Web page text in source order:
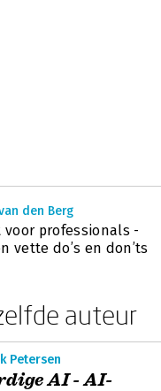
den Berg
professionals -
vette do’s en don’ts
auteur
Petersen
AI - AI-